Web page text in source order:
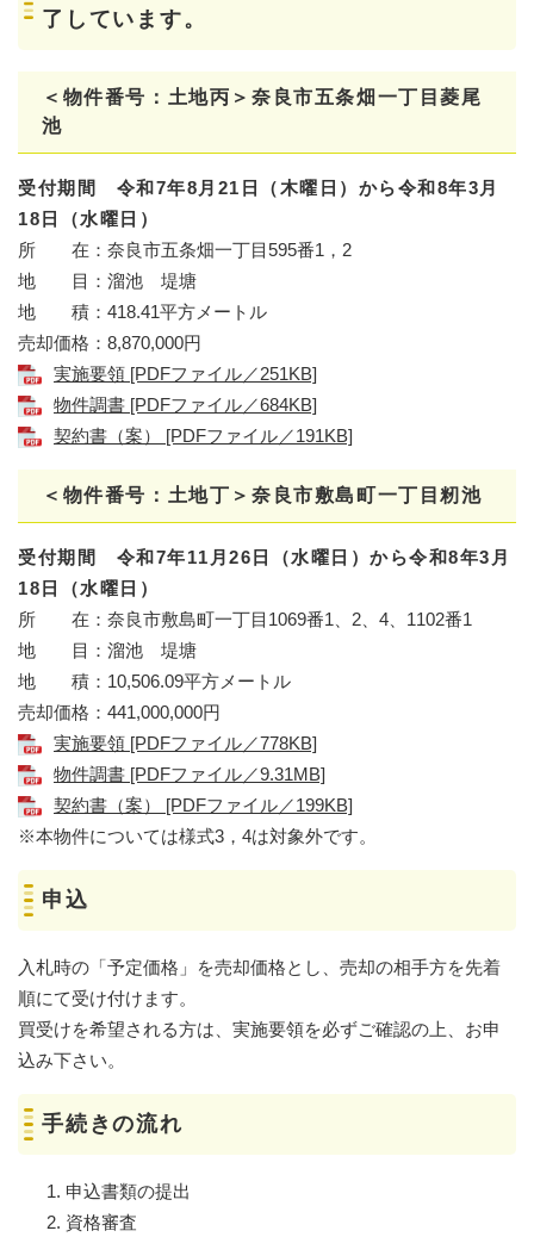
了しています。
＜物件番号：土地丙＞奈良市五条畑一丁目菱尾
池
受付期間 令和7年8月21日（木曜日）から令和8年3月
18日（水曜日）
所 在：奈良市五条畑一丁目595番1，2
地 目：溜池 堤塘
地 積：418.41平方メートル
売却価格：8,870,000円
実施要領 [PDFファイル／251KB]
物件調書 [PDFファイル／684KB]
契約書（案） [PDFファイル／191KB]
＜物件番号：土地丁＞奈良市敷島町一丁目籾池
受付期間 令和7年11月26日（水曜日）から令和8年3月
18日（水曜日）
所 在：奈良市敷島町一丁目1069番1、2、4、1102番1
地 目：溜池 堤塘
地 積：10,506.09平方メートル
売却価格：441,000,000円
実施要領 [PDFファイル／778KB]
物件調書 [PDFファイル／9.31MB]
契約書（案） [PDFファイル／199KB]
※本物件については様式3，4は対象外です。
申込
入札時の「予定価格」を売却価格とし、売却の相手方を先着
順にて受け付けます。
買受けを希望される方は、実施要領を必ずご確認の上、お申
込み下さい。
手続きの流れ
申込書類の提出
資格審査